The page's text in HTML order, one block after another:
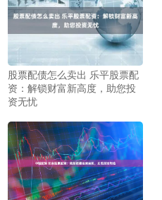
股票配债怎么卖出 乐平股票配
资：解锁财富新高度，助您投
资无忧